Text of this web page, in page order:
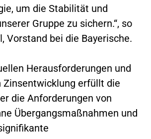
um die Stabilität und
Gruppe zu sichern.“, so
Vorstand bei die Bayerische.
Herausforderungen und
Zinsentwicklung erfüllt die
die Anforderungen von
Übergangsmaßnahmen und